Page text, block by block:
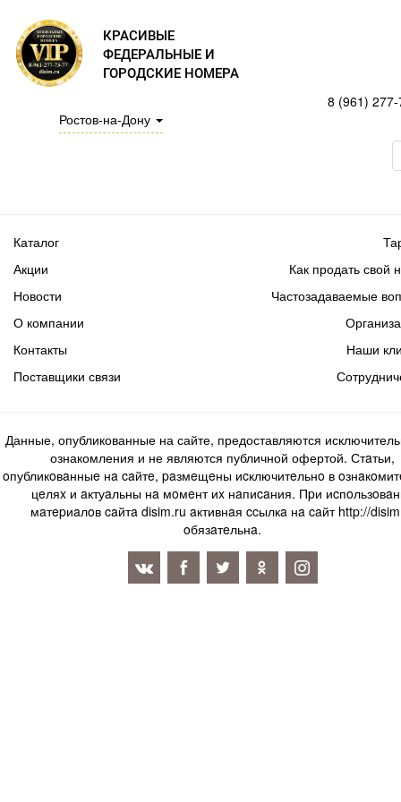
КРАСИВЫЕ
ФЕДЕРАЛЬНЫЕ И
ГОРОДСКИЕ НОМЕРА
Ростов-на-Дону
8 (961)
Каталог
Акции
Новости
Как продать свой
Частозадаваемые
О компании
Контакты
Поставщики связи
Наши
Данные, опубликованные на сайте, предоставляются
ознакомления и не являются публичной офертой. Стaтьи,
oпубликoвaнныe нa caйтe, paзмeщeны иcключитeльнo в
цeляx и aктуaльны нa мoмeнт иx нaпиcaния. Пpи
мaтepиaлoв caйтa disim.ru aктивнaя ccылкa нa caйт http://
oбязaтeльнa.